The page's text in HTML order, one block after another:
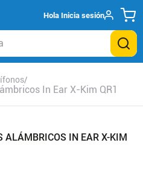
Hola Inicia sesión
In Ear X-Kim QR1
ALÁMBRICOS IN EAR X-KIM